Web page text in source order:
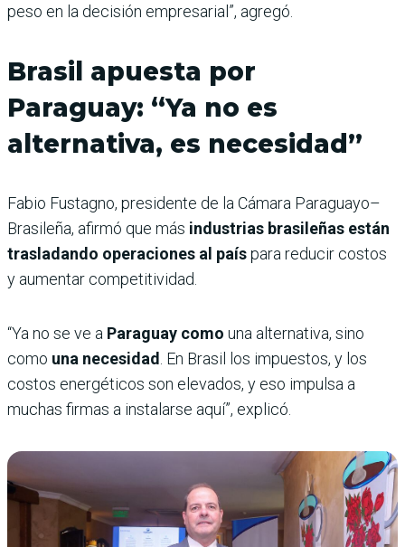
peso en la decisión empresarial”, agregó.
Brasil apuesta por
Paraguay: “Ya no es
alternativa, es necesidad”
Fabio Fustagno, presidente de la Cámara Paraguayo–
Brasileña, afirmó que más industrias brasileñas están
trasladando operaciones al paíspara reducir costos
y aumentar competitividad.
“Ya no se ve a Paraguay como una alternativa, sino
como una necesidad . En Brasil los impuestos, y los
costos energéticos son elevados, y eso impulsa a
muchas firmas a instalarse aquí”, explicó.